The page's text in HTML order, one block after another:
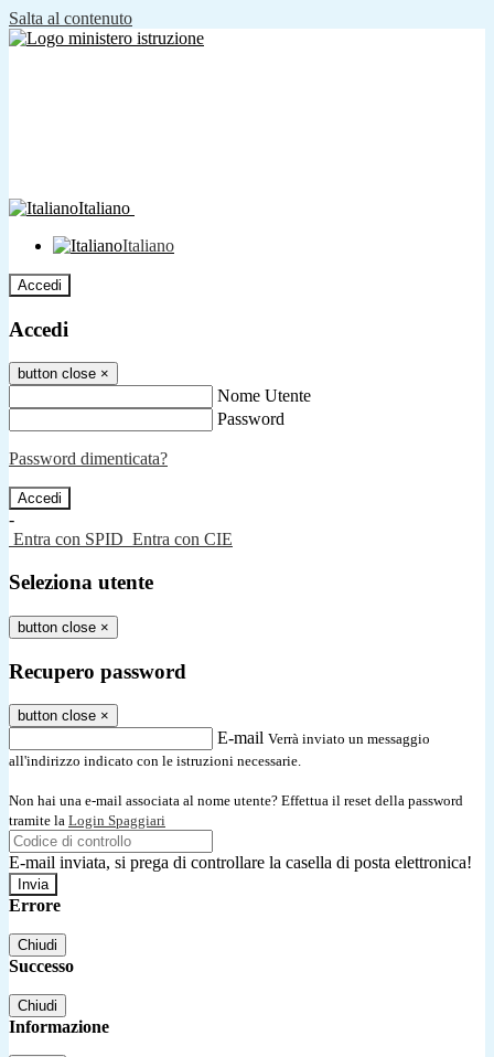
Salta al contenuto
Italiano
Italiano
Accedi
Accedi
button close ×
Nome Utente
Password
Password dimenticata?
-
Entra con SPID Entra con CIE
Seleziona utente
button close ×
Recupero password
button close ×
E-mail Verrà inviato un messaggio
all'indirizzo indicato con le istruzioni necessarie.
Non hai una e-mail associata al nome utente? Effettua il reset della password
tramite la Login Spaggiari
E-mail inviata, si prega di controllare la casella di posta elettronica!
Errore
Chiudi
Successo
Chiudi
Informazione